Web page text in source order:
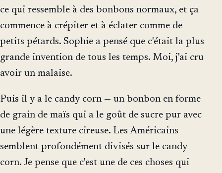
ce qui ressemble à des bonbons normaux, et ça
commence à crépiter et à éclater comme de
petits pétards. Sophie a pensé que c'était la plus
grande invention de tous les temps. Moi, j'ai cru
avoir un malaise.
Puis il y a le candy corn — un bonbon en forme
de grain de maïs qui a le goût de sucre pur avec
une légère texture cireuse. Les Américains
semblent profondément divisés sur le candy
corn. Je pense que c'est une de ces choses qui